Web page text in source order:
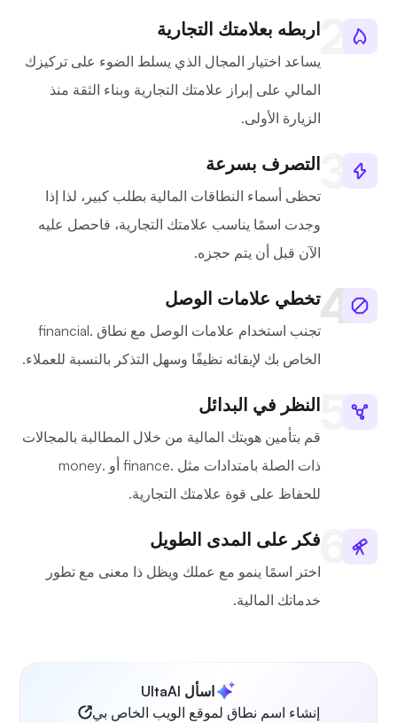
اربطه بعلامتك التجارية
يساعد اختيار المجال الذي يسلط الضوء على تركيزك
المالي على إبراز علامتك التجارية وبناء الثقة منذ
الزيارة الأولى.
التصرف بسرعة
تحظى أسماء النطاقات المالية بطلب كبير، لذا إذا
وجدت اسمًا يناسب علامتك التجارية، فاحصل عليه
الآن قبل أن يتم حجزه.
تخطي علامات الوصل
تجنب استخدام علامات الوصل مع نطاق .financial
الخاص بك لإبقائه نظيفًا وسهل التذكر بالنسبة للعملاء.
النظر في البدائل
قم بتأمين هويتك المالية من خلال المطالبة بالمجالات
ذات الصلة بامتدادات مثل .finance أو .money
للحفاظ على قوة علامتك التجارية.
فكر على المدى الطويل
اختر اسمًا ينمو مع عملك ويظل ذا معنى مع تطور
خدماتك المالية.
اسأل UltaAI
إنشاء اسم نطاق لموقع الويب الخاص بي